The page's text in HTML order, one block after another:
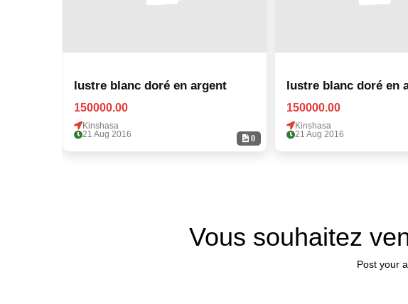
0
lustre blanc doré en argent
150000.00
Kinshasa
21 Aug 2016
lustre blanc doré en
150000.00
Kinshasa
21 Aug 2016
Vous souhaitez
Post your